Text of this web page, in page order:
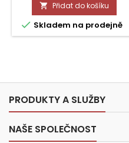
 Přidat do košíku
 Skladem na prodejně
PRODUKTY A SLUŽBY
NAŠE SPOLEČNOST